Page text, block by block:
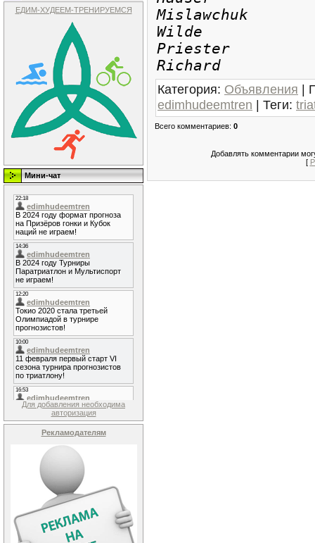
ЕДИМ-ХУДЕЕМ-ТРЕНИРУЕМСЯ
Мини-чат
Для добавления необходима
авторизация
Рекламодателям
Mislawchuk
Wilde
Priester
Richard
Категория: Объявления |
edimhudeemtren | Теги:
Всего комментариев: 0
Добавлять комментарии
[